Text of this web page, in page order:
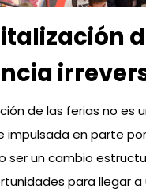
de las ferias no es
impulsada en parte
ser un cambio
para llegar